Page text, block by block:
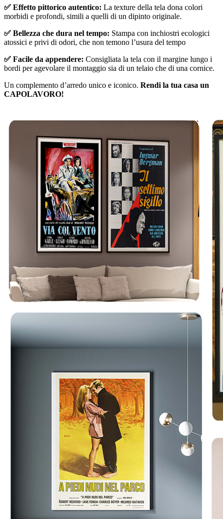
✅ Effetto pittorico autentico: La texture della tela dona colori
morbidi e profondi, simili a quelli di un dipinto originale.
✅ Bellezza che dura nel tempo: Stampa con inchiostri ecologici
atossici e privi di odori, che non temono l’usura del tempo
✅ Facile da appendere: Consigliata la tela con il margine lungo i
bordi per agevolare il montaggio sia di un telaio che di una cornice.
Un complemento d’arredo unico e iconico. Rendi la tua casa un
CAPOLAVORO!